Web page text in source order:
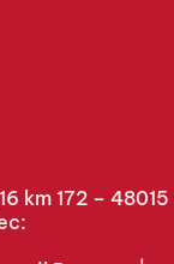
km 172 – 48015